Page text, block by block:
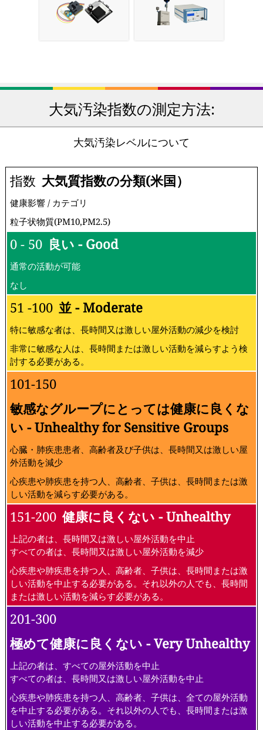
大気汚染指数の測定方法:
大気汚染レベルについて
指数 大気質指数の分類(米国）
健康影響 / カテゴリ
粒子状物質(PM10,PM2.5)
0 - 50 良い - Good
通常の活動が可能
なし
51 -100 並 - Moderate
特に敏感な者は、長時間又は激しい屋外活動の減少を検討
非常に敏感な人は、長時間または激しい活動を減らすよう検
討する必要がある。
101-150
敏感なグループにとっては健康に良くな
い - Unhealthy for Sensitive Groups
心臓・肺疾患患者、高齢者及び子供は、長時間又は激しい屋
外活動を減少
心疾患や肺疾患を持つ人、高齢者、子供は、長時間または激
しい活動を減らす必要がある。
151-200 健康に良くない - Unhealthy
上記の者は、長時間又は激しい屋外活動を中止
すべての者は、長時間又は激しい屋外活動を減少
心疾患や肺疾患を持つ人、高齢者、子供は、長時間または激
しい活動を中止する必要がある。それ以外の人でも、長時間
または激しい活動を減らす必要がある。
201-300
極めて健康に良くない - Very Unhealthy
上記の者は、すべての屋外活動を中止
すべての者は、長時間又は激しい屋外活動を中止
心疾患や肺疾患を持つ人、高齢者、子供は、全ての屋外活動
を中止する必要がある。それ以外の人でも、長時間または激
しい活動を中止する必要がある。